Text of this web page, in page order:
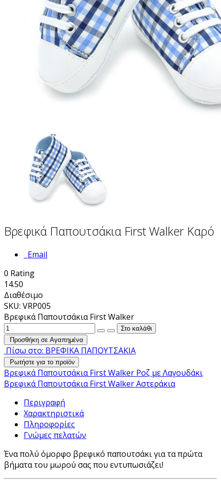
Βρεφικά Παπουτσάκια First Walker Καρό
Email
0 Rating
14.50
Διαθέσιμο
SKU: VRP005
Βρεφικά Παπουτσάκια First Walker
Προσθήκη σε Αγαπημένα
Πίσω στο: ΒΡΕΦΙΚΑ ΠΑΠΟΥΤΣΑΚΙΑ
Ρωτήστε για το προϊόν
Βρεφικά Παπουτσάκια First Walker Ροζ με Λαγουδάκι
Βρεφικά Παπουτσάκια First Walker Αστεράκια
Περιγραφή
Χαρακτηριστικά
Πληροφορίες
Γνώμες πελατών
Ένα πολύ όμορφο βρεφικό παπουτσάκι για τα πρώτα
βήματα του μωρού σας που εντυπωσιάζει!